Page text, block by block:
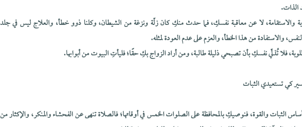
والاستقامة، لا عن معاقبة نفسكِ، فما حدث منكِ كان زلّة ونزغة من الشيطان، وكلنا ذوو خطأ، والعلاج ليس في جلد
والاستفادة من هذا الخطأ، والعزم على عدم العودة لمثله.
فلا تُذلّي نفسكِ بأن تصبحي ذليلة طالبة، ومن أراد الزواج بكِ حقًا؛ فليأتِ البيوت من أبوابها.
كي تستعيدي الثبات
الثبات والقوة، فنوصيكِ بالمحافظة على الصلوات الخمس في أوقاتها؛ فالصلاة تنهى عن الفحشاء والمنكر، والإكثار من